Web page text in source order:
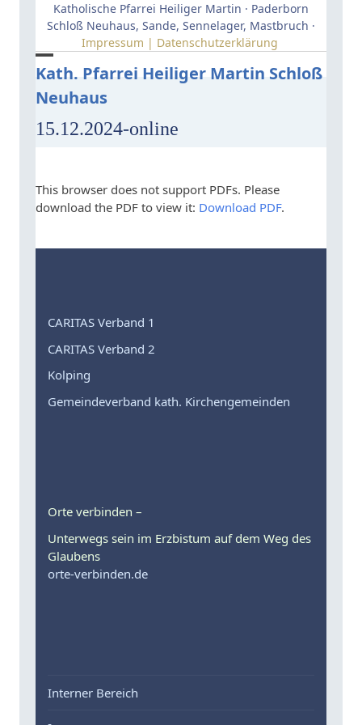
Katholische Pfarrei Heiliger Martin · Paderborn
Schloß Neuhaus, Sande, Sennelager, Mastbruch ·
Impressum | Datenschutzerklärung
Kath. Pfarrei Heiliger Martin Schloß
Neuhaus
Open
mobile
menu
Close
mobile
menu
15.12.2024-online
This browser does not support PDFs. Please
download the PDF to view it: Download PDF.
CARITAS Verband 1
CARITAS Verband 2
Kolping
Gemeindeverband kath. Kirchengemeinden
Orte verbinden –
Unterwegs sein im Erzbistum auf dem Weg des
Glaubens
orte-verbinden.de
Interner Bereich